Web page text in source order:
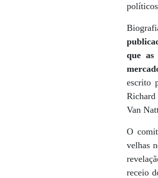
que as
escrito
Van
O
velhas
receio